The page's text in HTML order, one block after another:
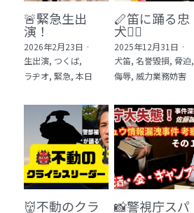
🚨緊急生出
演！
2026年2月23日 ·
生出演, つくば,
ラヂオ, 緊急, 本日
🪈笛に踊る忠
犬🐕‍🦺
2025年12月31日 ·
犬笛, 名誉毀損, 脅迫,
侮辱, 威力業務妨害
👹不動のクラ 📸警視庁スパ